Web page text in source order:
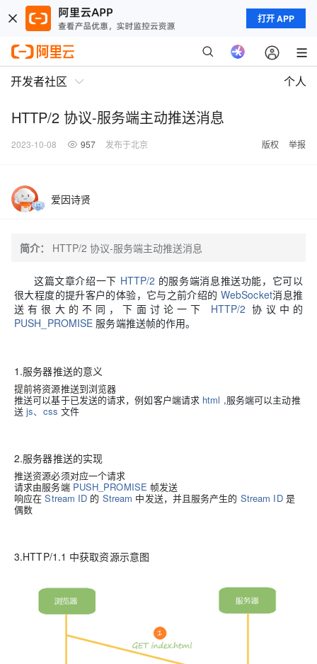
打开 APP
开发者社区 个人
HTTP/2 协议-服务端主动推送消息
2023-10-08 957 发布于北京 版权 举报
爱因诗贤
简介： HTTP/2 协议-服务端主动推送消息
这篇文章介绍一下 HTTP/2 的服务端消息推送功能，它可以
很大程度的提升客户的体验，它与之前介绍的 WebSocket消息推
送有很大的不同，下面讨论一下 HTTP/2 协议中的
PUSH_PROMISE 服务端推送帧的作用。
1.服务器推送的意义
提前将资源推送到浏览器
推送可以基于已发送的请求，例如客户端请求 html ,服务端可以主动推
送 js、css 文件
2.服务器推送的实现
推送资源必须对应一个请求
请求由服务端 PUSH_PROMISE 帧发送
响应在Stream ID 的 Stream 中发送，并且服务产生的 Stream ID是
偶数
3.HTTP/1.1 中获取资源示意图